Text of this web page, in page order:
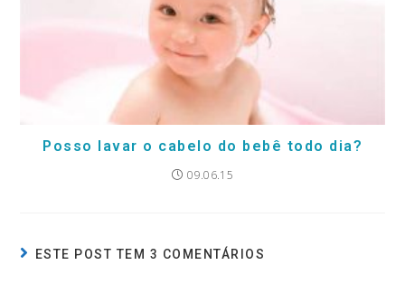
Posso lavar o cabelo do bebê todo dia?
09.06.15
ESTE POST TEM 3 COMENTÁRIOS